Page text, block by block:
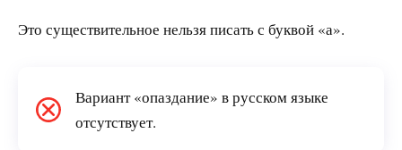
Это существительное нельзя писать с буквой «а».
Вариант «опаздание» в русском языке
отсутствует.